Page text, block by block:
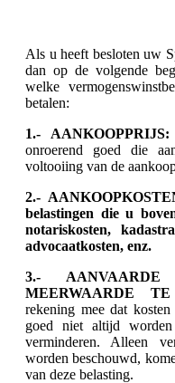
Als u heeft besloten uw
dan op de volgende
welke
betalen:
1.- AANKOOPPRIJS:
onroerend goed die
voltooiing van de
2.-
belastingen die u
notariskosten,
advocaatkosten, enz.
3.-
MEERWAARDE
rekening mee dat
goed niet altijd
verminderen. Alleen
worden beschouwd,
van deze belasting.